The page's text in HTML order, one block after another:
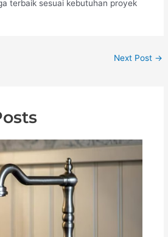
terbaik sesuai kebutuhan proyek
Next Post →